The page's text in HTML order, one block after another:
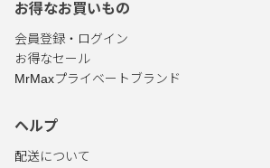
お得なお買いもの
会員登録・ログイン
お得なセール
MrMaxプライベートブランド
ヘルプ
配送について